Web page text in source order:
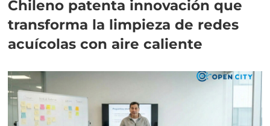
Chileno patenta innovación que
transforma la limpieza de redes
acuícolas con aire caliente